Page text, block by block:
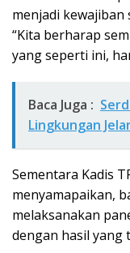
menjadi kewajiban
“Kita berharap
yang seperti ini,
Baca Juga :
Lingkungan
Sementara Kadis
menyamapaikan,
melaksanakan
dengan hasil yang